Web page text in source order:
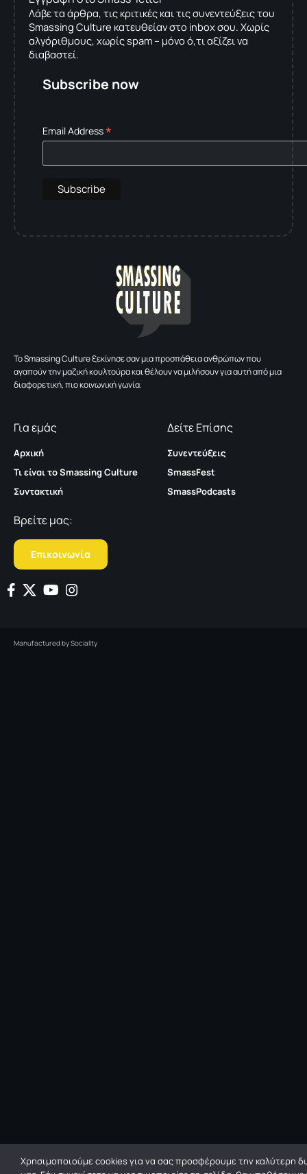
Λάβε τα άρθρα, τις κριτικές και τις συνεντεύξεις του
Smassing Culture κατευθείαν στο inbox σου. Χωρίς
αλγόριθμους, χωρίς spam – μόνο ό,τι αξίζει να
διαβαστεί.
Subscribe now
Email Address*
To Smassing Culture ξεκίνησε σαν μια προσπάθεια ανθρώπων που
αγαπούν την μαζική κουλτούρα και θέλουν να μιλήσουν για αυτή από μια
διαφορετική, πιο κοινωνική γωνία.
Για εμάς
Αρχική
Τι είναι το Smassing Culture
Συντακτική
Δείτε Επίσης
Συνεντεύξεις
SmassFest
SmassPodcasts
Βρείτε μας:
Επικοινωνία
Manufactured bySociality
Χρησιμοποιούμε cookies για να σας προσφέρουμε την καλύτερη